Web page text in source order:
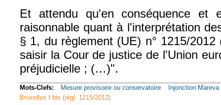
Et attendu qu'en conséquence et
raisonnable quant à l'interprétation
§ 1, du règlement (UE) n° 1215/
saisir la Cour de justice de l'Union
préjudicielle ; (…)".
Mots-Clefs: Mesure provisoire ou conservatoire
Injonction Mareva
Bruxelles I bis (règl. 1215/2012)